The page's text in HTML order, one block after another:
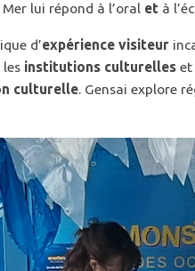
Mer lui répond à l’oral et à
d’expérience visiteur
les institutions culturelles et
culturelle. Gensai explore